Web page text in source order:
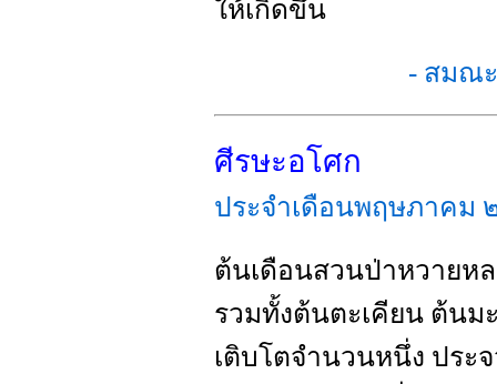
ให้เกิดขึ้น
- สมณ
ศีรษะอโศก
ประจำเดือนพฤษภาคม
ต้นเดือนสวนป่าหวายห
รวมทั้งต้นตะเคียน ต้นม
เติบโตจำนวนหนึ่ง ประ